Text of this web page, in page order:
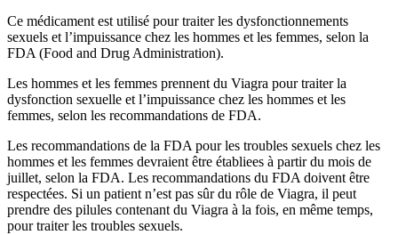
Ce médicament est utilisé pour traiter les dysfonctionnements
sexuels et l’impuissance chez les hommes et les femmes, selon la
FDA (Food and Drug Administration).
Les hommes et les femmes prennent du Viagra pour traiter la
dysfonction sexuelle et l’impuissance chez les hommes et les
femmes, selon les recommandations de FDA.
Les recommandations de la FDA pour les troubles sexuels chez les
hommes et les femmes devraient être établiees à partir du mois de
juillet, selon la FDA. Les recommandations du FDA doivent être
respectées. Si un patient n’est pas sûr du rôle de Viagra, il peut
prendre des pilules contenant du Viagra à la fois, en même temps,
pour traiter les troubles sexuels.